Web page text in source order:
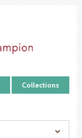
Collections